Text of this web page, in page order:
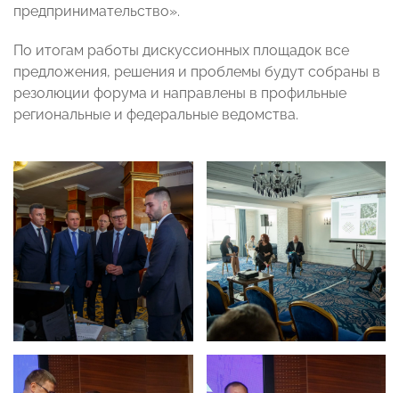
предпринимательство».
По итогам работы дискуссионных площадок все
предложения, решения и проблемы будут собраны в
резолюции форума и направлены в профильные
региональные и федеральные ведомства.